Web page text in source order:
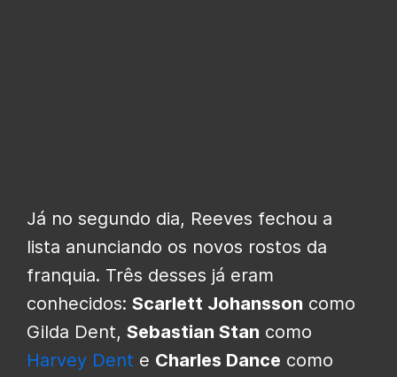
Já no segundo dia, Reeves fechou a
lista anunciando os novos rostos da
franquia. Três desses já eram
conhecidos: Scarlett Johansson como
Gilda Dent, Sebastian Stan como
Harvey Dent e Charles Dance como